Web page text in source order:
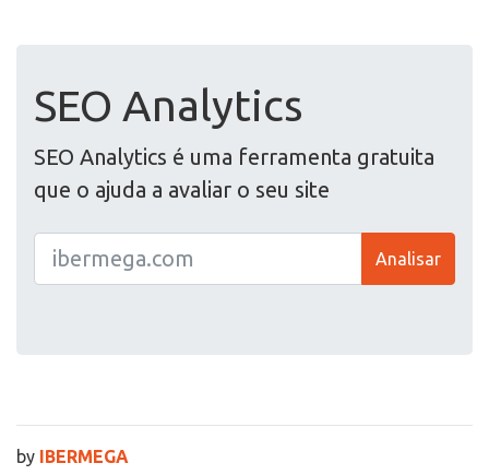
SEO Analytics
SEO Analytics é uma ferramenta gratuita
que o ajuda a avaliar o seu site
Analisar
by IBERMEGA